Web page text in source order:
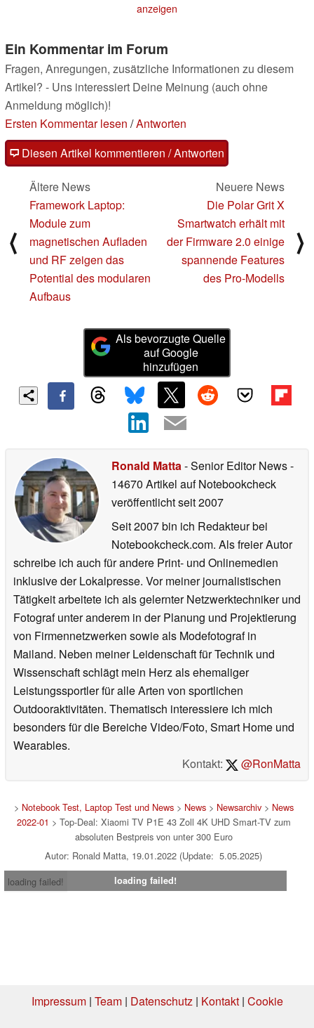
anzeigen
Ein Kommentar im Forum
Fragen, Anregungen, zusätzliche Informationen zu diesem
Artikel? - Uns interessiert Deine Meinung (auch ohne
Anmeldung möglich)!
Ersten Kommentar lesen /Antworten
Diesen Artikel kommentieren / Antworten
⟨
Ältere News
Framework Laptop:
Module zum
magnetischen Aufladen
und RF zeigen das
Potential des modularen
Aufbaus
Neuere News
Die Polar Grit X
Smartwatch erhält mit
der Firmware 2.0 einige
spannende Features
des Pro-Modells
⟩
Als bevorzugte Quelle
auf Google
hinzufügen
Ronald Matta- Senior Editor News-
14670 Artikel auf Notebookcheck
veröffentlichtseit 2007
Seit 2007 bin ich Redakteur bei
Notebookcheck.com. Als freier Autor
schreibe ich auch für andere Print- und Onlinemedien
inklusive der Lokalpresse. Vor meiner journalistischen
Tätigkeit arbeitete ich als gelernter Netzwerktechniker und
Fotograf unter anderem in der Planung und Projektierung
von Firmennetzwerken sowie als Modefotograf in
Mailand. Neben meiner Leidenschaft für Technik und
Wissenschaft schlägt mein Herz als ehemaliger
Leistungssportler für alle Arten von sportlichen
Outdooraktivitäten. Thematisch interessiere ich mich
besonders für die Bereiche Video/Foto, Smart Home und
Wearables.
Kontakt:
@RonMatta
> Notebook Test, Laptop Test und News> News> Newsarchiv> News
2022-01 > Top-Deal: Xiaomi TV P1E 43 Zoll 4K UHD Smart-TV zum
absoluten Bestpreis von unter 300 Euro
Autor: Ronald Matta, 19.01.2022 (Update: 5.05.2025)
loading failed!
loading failed!
Impressum| Team| Datenschutz| Kontakt| Cookie